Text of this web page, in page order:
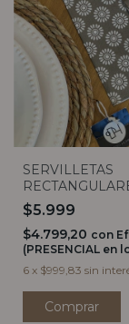
SERVILLETAS
FLORES
$5.999
$4.799,20 con
(PRESENCIAL en
6 x $999,83 sin